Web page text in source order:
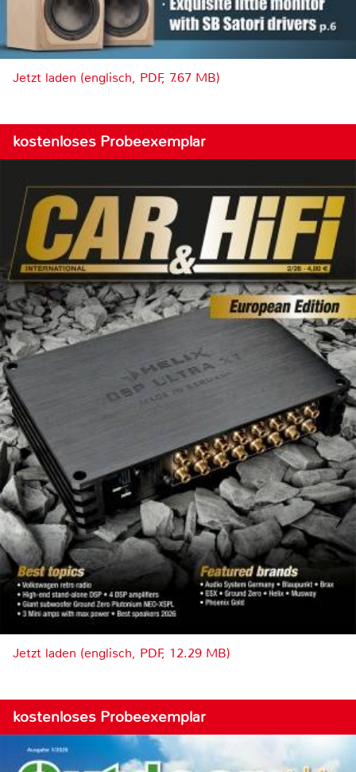
Jetzt laden (englisch, PDF, 7.67 MB)
kostenloses Probeexemplar
Jetzt laden (englisch, PDF, 12.29 MB)
kostenloses Probeexemplar